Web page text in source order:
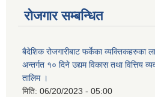
रोजगार सम्बन्धित
बैदेशिक रोजगारीबाट फर्केका व्यक्तिकहरुका
अन्तर्गत १० दिने उद्यम विकास तथा वित्तिय
तालिम ।
मिति: 06/20/2023 - 05:00